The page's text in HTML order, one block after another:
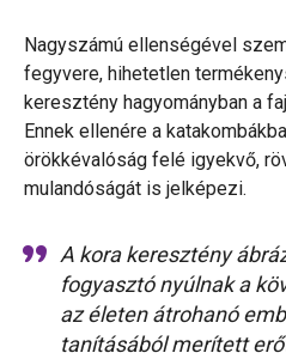
Nagyszámú ellenségével
fegyvere, hihetetlen
keresztény hagyományban a
Ennek ellenére a
örökkévalóság felé igyekvő,
mulandóságát is jelképezi.
A kora keresztény
fogyasztó nyúlnak a
az életen átrohanó
tanításából merített